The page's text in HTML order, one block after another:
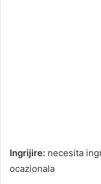
Ingrijire: necesita
ocazionala